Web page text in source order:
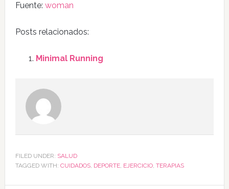
Fuente: woman
Posts relacionados:
Minimal Running
FILED UNDER: SALUD
TAGGED WITH: CUIDADOS, DEPORTE, EJERCICIO, TERAPIAS